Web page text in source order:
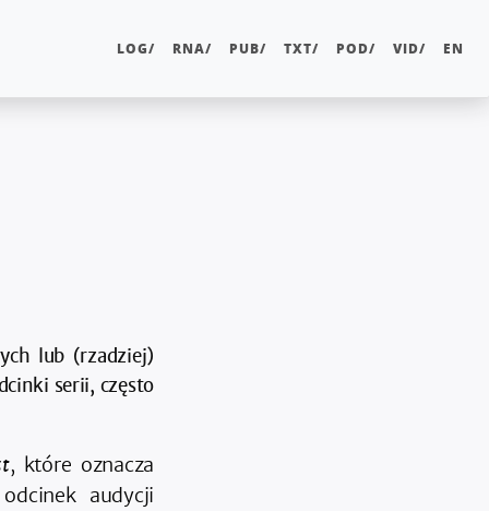
LOG/ RNA/ PUB/ TXT/ POD/ VID/ EN
lub (rzadziej)
serii, często
, które oznacza
audycji